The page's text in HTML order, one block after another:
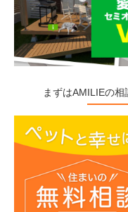
まずはAMILIEの